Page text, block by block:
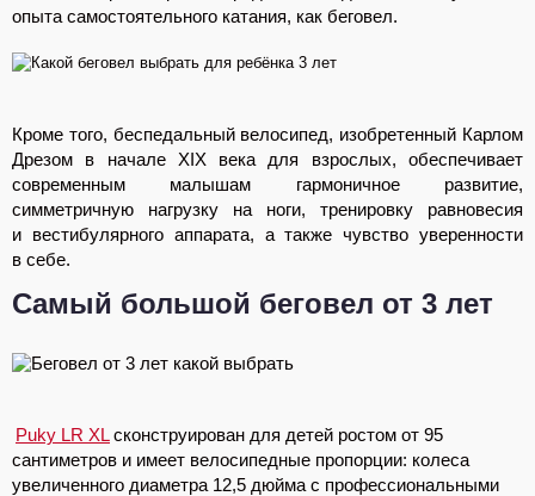
опыта самостоятельного катания, как беговел.
Кроме того, беспедальный велосипед, изобретенный Карлом
Дрезом в начале XIX века для взрослых, обеспечивает
современным малышам гармоничное развитие,
симметричную нагрузку на ноги, тренировку равновесия
и вестибулярного аппарата, а также чувство уверенности
в себе.
Самый большой беговел от 3 лет
Puky LR XLсконструирован для детей ростом от 95
сантиметров и имеет велосипедные пропорции: колеса
увеличенного диаметра 12,5 дюйма с профессиональными